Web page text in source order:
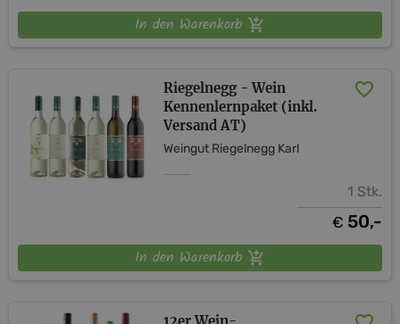
In den Warenkorb
Riegelnegg - Wein
Kennenlernpaket (inkl.
Versand AT)
Weingut Riegelnegg Karl
1 Stk.
€ 50,-
In den Warenkorb